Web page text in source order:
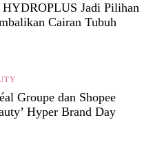
Jadi Pilihan
Cairan Tubuh
Groupe dan Shopee
Hyper Brand Day